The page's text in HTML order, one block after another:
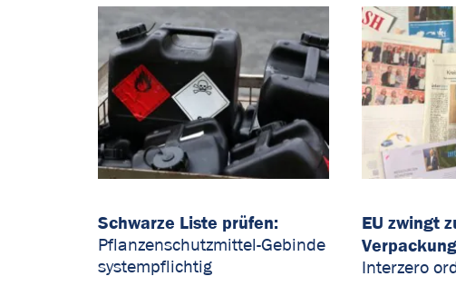
Schwarze Liste prüfen:
Pflanzenschutzmittel-Gebinde
systempflichtig
EU zwingt
Interzero